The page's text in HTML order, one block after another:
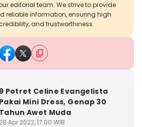
editorial team. We strive to provide
reliable information, ensuring high
and trustworthiness.
9 Potret Celine Evangelista
Pakai Mini Dress, Genap 30
Tahun Awet Muda
28 Apr 2022, 17:00 WIB